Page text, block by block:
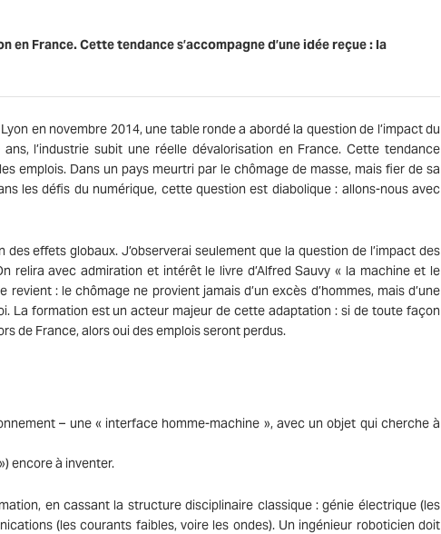
France. Cette tendance s’accompagne d’une idée reçue : la
en novembre 2014, une table ronde a abordé la question de l’impact du
l’industrie subit une réelle dévalorisation en France. Cette tendance
emplois. Dans un pays meurtri par le chômage de masse, mais fier de sa
les défis du numérique, cette question est diabolique : allons-nous avec
effets globaux. J’observerai seulement que la question de l’impact des
relira avec admiration et intérêt le livre d’Alfred Sauvy « la machine et le
: le chômage ne provient jamais d’un excès d’hommes, mais d’une
La formation est un acteur majeur de cette adaptation : si de toute façon
de France, alors oui des emplois seront perdus.
– une « interface homme-machine », avec un objet qui cherche à
encore à inventer.
en cassant la structure disciplinaire classique : génie électrique (les
(les courants faibles, voire les ondes). Un ingénieur roboticien doit